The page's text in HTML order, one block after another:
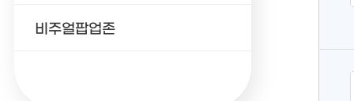
비주얼팝업존